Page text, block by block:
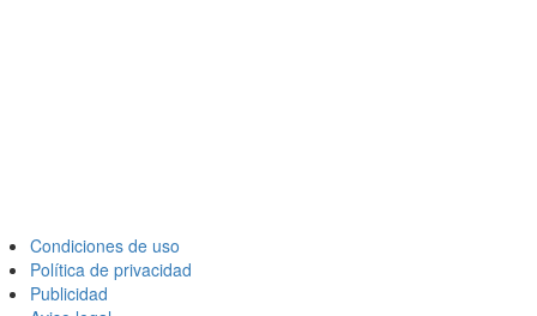
Condiciones de uso
Política de privacidad
Publicidad